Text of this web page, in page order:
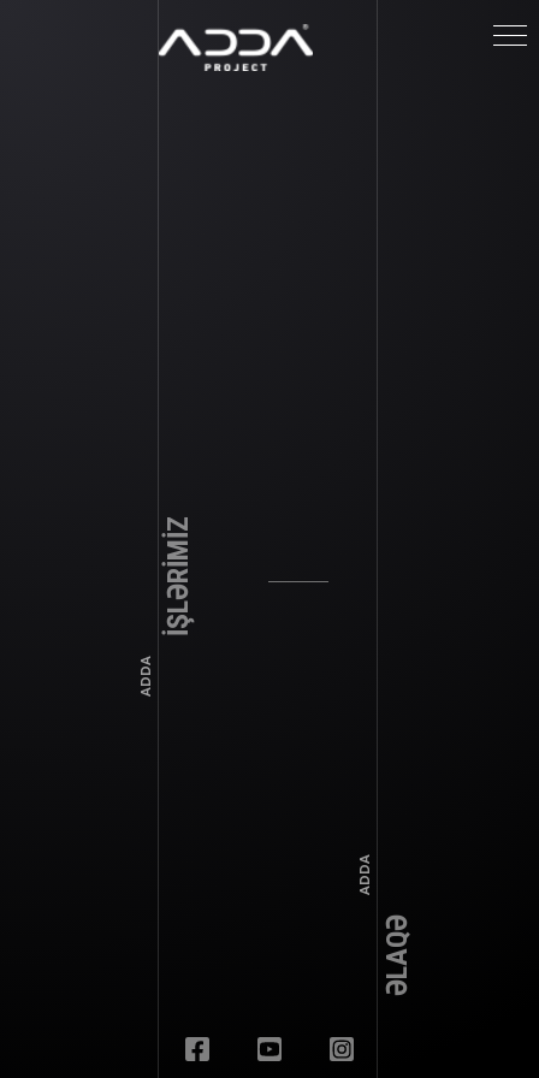
ADDA
İŞLƏRİMİZ
ADDA
ƏLAQƏ